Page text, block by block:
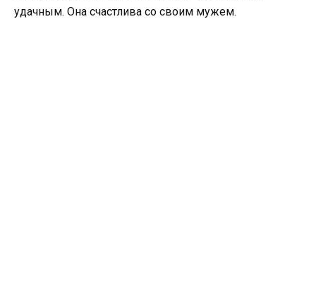
удачным. Она счастлива со своим мужем.